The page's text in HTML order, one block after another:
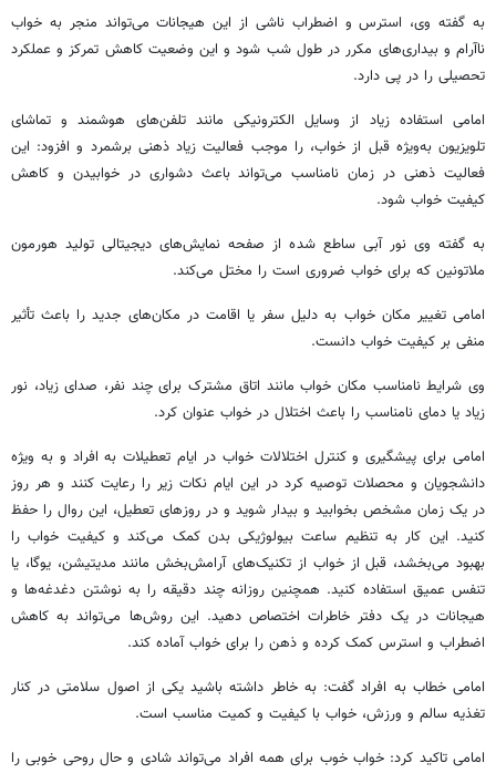
به گفته وی، استرس و اضطراب ناشی از این هیجانات می‌تواند منجر به خواب
ناآرام و بیداری‌های مکرر در طول شب شود و این وضعیت کاهش تمرکز و عملکرد
تحصیلی را در پی دارد.
امامی استفاده زیاد از وسایل الکترونیکی مانند تلفن‌های هوشمند و تماشای
تلویزیون به‌ویژه قبل از خواب، را موجب فعالیت زیاد ذهنی برشمرد و افزود: این
فعالیت ذهنی در زمان نامناسب می‌تواند باعث دشواری در خوابیدن و کاهش
کیفیت خواب شود.
به گفته وی نور آبی ساطع شده از صفحه نمایش‌های دیجیتالی تولید هورمون
ملاتونین که برای خواب ضروری است را مختل می‌کند.
امامی تغییر مکان خواب به دلیل سفر یا اقامت در مکان‌های جدید را باعث تأثیر
منفی بر کیفیت خواب دانست.
وی شرایط نامناسب مکان خواب مانند اتاق مشترک برای چند نفر، صدای زیاد، نور
زیاد یا دمای نامناسب را باعث اختلال در خواب عنوان کرد.
امامی برای پیشگیری و کنترل اختلالات خواب در ایام تعطیلات به افراد و به ویژه
دانشجویان و محصلات توصیه کرد در این ایام نکات زیر را رعایت کنند و هر روز
در یک زمان مشخص بخوابید و بیدار شوید و در روزهای تعطیل، این روال را حفظ
کنید. این کار به تنظیم ساعت بیولوژیکی بدن کمک می‌کند و کیفیت خواب را
بهبود می‌بخشد، قبل از خواب از تکنیک‌های آرامش‌بخش مانند مدیتیشن، یوگا، یا
تنفس عمیق استفاده کنید. همچنین روزانه چند دقیقه را به نوشتن دغدغه‌ها و
هیجانات در یک دفتر خاطرات اختصاص دهید. این روش‌ها می‌تواند به کاهش
اضطراب و استرس کمک کرده و ذهن را برای خواب آماده کند.
امامی خطاب به افراد گفت: به خاطر داشته باشید یکی از اصول سلامتی در کنار
تغذیه سالم و ورزش، خواب با کیفیت و کمیت مناسب است.
امامی تاکید کرد: خواب خوب برای همه افراد می‌تواند شادی و حال روحی خوبی را